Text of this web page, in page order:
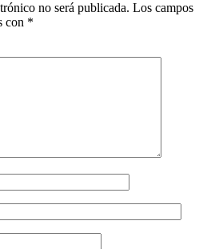
no será publicada. Los campos
con *